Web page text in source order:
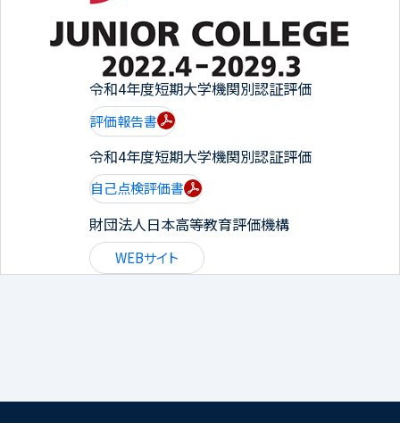
令和4年度短期大学機関別認証評価
評価報告書
令和4年度短期大学機関別認証評価
自己点検評価書
財団法人日本高等教育評価機構
WEBサイト